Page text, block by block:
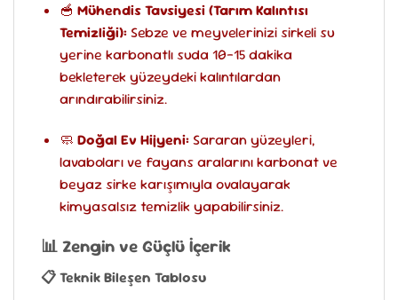
🥣 Mühendis Tavsiyesi (Tarım Kalıntısı
Temizliği):Sebze ve meyvelerinizi sirkeli su
yerine karbonatlı suda 10-15 dakika
bekleterek yüzeydeki kalıntılardan
arındırabilirsiniz.
🧼 Doğal Ev Hijyeni:Sararan yüzeyleri,
lavaboları ve fayans aralarını karbonat ve
beyaz sirke karışımıyla ovalayarak
kimyasalsız temizlik yapabilirsiniz.
📊 Zengin ve Güçlü İçerik
📋 Teknik Bileşen Tablosu